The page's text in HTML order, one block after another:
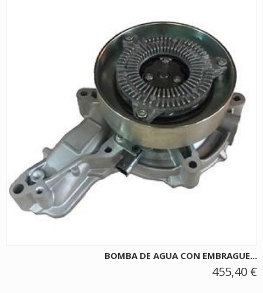
BOMBA DE AGUA CON EMBRAGUE...
455,40 €